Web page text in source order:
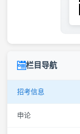
栏目导航
招考信息
申论